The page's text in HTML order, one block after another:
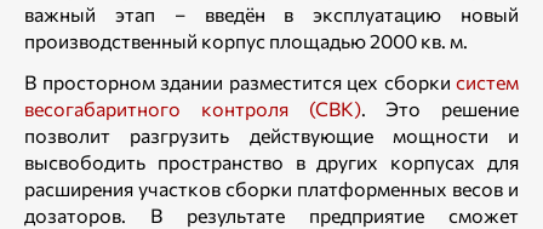
важный этап – введён в эксплуатацию новый
производственный корпус площадью 2000 кв. м.
В просторном здании разместится цех сборки систем
весогабаритного контроля (СВК). Это решение
позволит разгрузить действующие мощности и
высвободить пространство в других корпусах для
расширения участков сборки платформенных весов и
дозаторов. В результате предприятие сможет